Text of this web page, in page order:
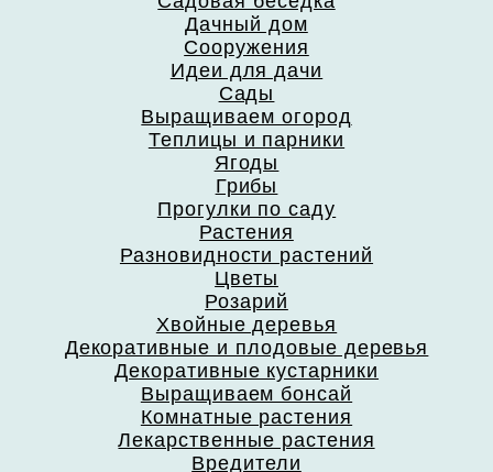
Дачный дом
Сооружения
Идеи для дачи
Сады
Выращиваем огород
Теплицы и парники
Ягоды
Грибы
Прогулки по саду
Растения
Разновидности растений
Цветы
Розарий
Хвойные деревья
Декоративные и плодовые деревья
Декоративные кустарники
Выращиваем бонсай
Комнатные растения
Лекарственные растения
Вредители